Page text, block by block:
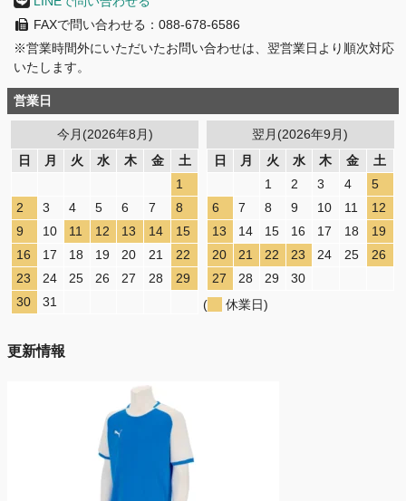
FAXで問い合わせる：088-678-6586
※営業時間外にいただいたお問い合わせは、翌営業日より順次対応
いたします。
営業日
今月(2026年8月)
日
月 火 水 木 金
土
1
2
3 4 5 6 7
8
9
10 11 12 13 14
15
16
17 18 19 20 21
22
23
24 25 26 27 28
29
30
31
翌月(2026年9月)
日
月 火 水 木 金
土
1
2 3 4
5
6
7 8 9 10 11
12
13
14 15 16 17 18
19
20
21 22 23 24 25
26
27
28 29
30
(
休業日)
更新情報